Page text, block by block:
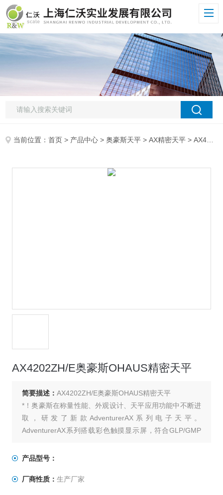
当前位置：首页 > 产品中心 >奥豪斯天平 >AX精密天平 > AX4202ZH/E奥豪斯OHAUS精密天平
AX4202ZH/E奥豪斯OHAUS精密天平
简要描述： AX4202ZH/E奥豪斯OHAUS精密天平
*！奥豪斯在称量性能、外观设计、天平应用功能中不断进
取，研发了新款AdventurerAX系列电子天平。
AdventurerAX系列搭载彩色触摸显示屏，符合GLP/GMP
满足实验室的几乎所有称量的需要。Adventurer AX系列是
产品型号：
厂商性质： 生产厂家